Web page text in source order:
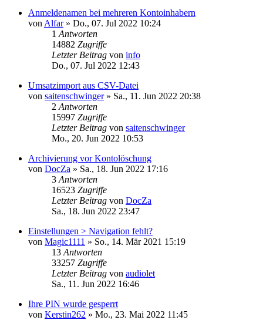
Anmeldenamen bei mehreren Kontoinhabern
von Alfar» Do., 07. Jul 2022 10:24
1 Antworten
14882 Zugriffe
Letzter Beitrag von info
Do., 07. Jul 2022 12:43
Umsatzimport aus CSV-Datei
von saitenschwinger» Sa., 11. Jun 2022 20:38
2 Antworten
15997 Zugriffe
Letzter Beitrag von saitenschwinger
Mo., 20. Jun 2022 10:53
Archivierung vor Kontolöschung
von DocZa » Sa., 18. Jun 2022 17:16
3 Antworten
16523 Zugriffe
Letzter Beitrag von DocZa
Sa., 18. Jun 2022 23:47
Einstellungen > Navigation fehlt?
von Magic1111 » So., 14. Mär 2021 15:19
13 Antworten
33257 Zugriffe
Letzter Beitrag von audiolet
Sa., 11. Jun 2022 16:46
Ihre PIN wurde gesperrt
von Kerstin262 » Mo., 23. Mai 2022 11:45